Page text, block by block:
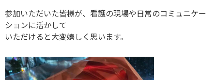
参加いただいた皆様が、看護の現場や日常のコミュニケー
ションに活かして
いただけると大変嬉しく思います。